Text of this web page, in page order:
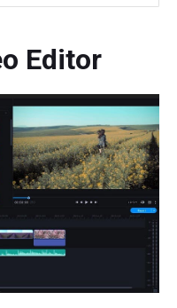
Editor